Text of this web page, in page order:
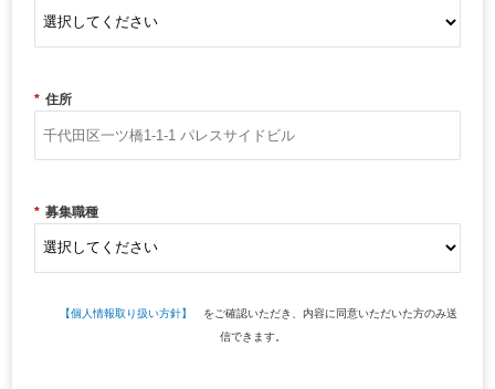
* 住所
* 募集職種
【個人情報取り扱い方針】
をご確認いただき、内容に同意いただいた方のみ送
信できます。